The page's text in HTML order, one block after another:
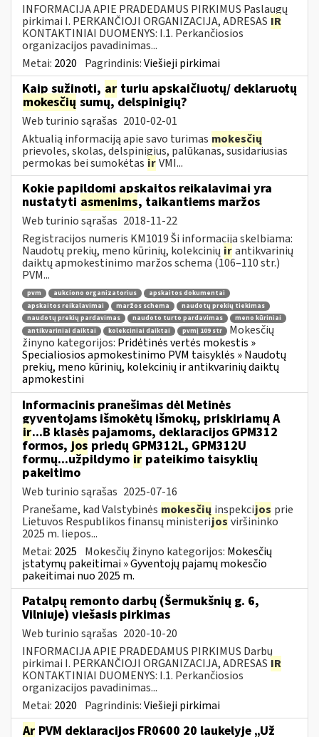
INFORMACIJA APIE PRADEDAMUS PIRKIMUS Paslaugų
pirkimai I. PERKANČIOJI ORGANIZACIJA, ADRESAS IR
KONTAKTINIAI DUOMENYS: I.1. Perkančiosios
organizacijos pavadinimas...
Metai: 2020 Pagrindinis:Viešieji pirkimai
Kaip sužinoti, ar turiu apskaičiuotų/ deklaruotų
mokesčių sumų, delspinigių?
Web turinio sąrašas 2010-02-01
Aktualią informaciją apie savo turimas mokesčių
prievoles, skolas, delspinigius, palūkanas, susidariusias
permokas bei sumokėtas irVMI...
Kokie papildomi apskaitos reikalavimai yra
nustatyti asmenims, taikantiems maržos
Web turinio sąrašas 2018-11-22
Registracijos numeris KM1019 Ši informacija skelbiama:
Naudotų prekių, meno kūrinių, kolekcinių irantikvarinių
daiktų apmokestinimo maržos schema (106–110 str.)
PVM...
pvm aukciono organizatorius
apskaitos dokumentai
apskaitos reikalavimai
maržos schema
naudotų prekių tiekimas
naudotų prekių pardavimas
naudoto turto pardavimas
meno kūriniai
antikvariniai daiktai
kolekciniai daiktai pvmį 109 str
Mokesčių
žinyno kategorijos: Pridėtinės vertės mokestis »
Specialiosios apmokestinimo PVM taisyklės » Naudotų
prekių, meno kūrinių, kolekcinių ir antikvarinių daiktų
apmokestini
Informacinis pranešimas dėl Metinės
gyventojams išmokėtų išmokų, priskiriamų A
ir...B klasės pajamoms, deklaracijos GPM312
formos, jos priedų GPM312L, GPM312U
formų...užpildymo ir pateikimo taisyklių
pakeitimo
Web turinio sąrašas 2025-07-16
Pranešame, kad Valstybinės mokesčių inspekcijos prie
Lietuvos Respublikos finansų ministerijos viršininko
2025 m. liepos...
Metai: 2025 Mokesčių žinyno kategorijos: Mokesčių
įstatymų pakeitimai » Gyventojų pajamų mokesčio
pakeitimai nuo 2025 m.
Patalpų remonto darbų (Šermukšnių g. 6,
Vilniuje) viešasis pirkimas
Web turinio sąrašas 2020-10-20
INFORMACIJA APIE PRADEDAMUS PIRKIMUS Darbų
pirkimai I. PERKANČIOJI ORGANIZACIJA, ADRESAS IR
KONTAKTINIAI DUOMENYS: I.1. Perkančiosios
organizacijos pavadinimas...
Metai: 2020 Pagrindinis:Viešieji pirkimai
Ar PVM deklaracijos FR0600 20 laukelyje „Už